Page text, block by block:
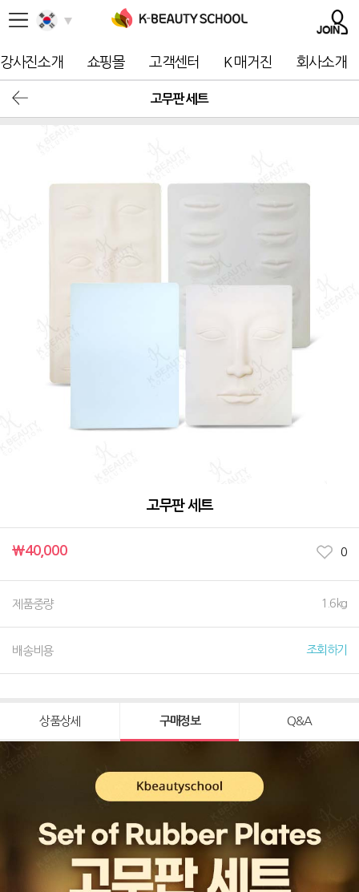
강사진소개 쇼핑몰 고객센터 K 매거진 회사소개
고무판 세트
고무판 세트
￦40,000 0
제품중량 1.6kg
배송비용 조회하기
상품상세 구매정보 Q&A